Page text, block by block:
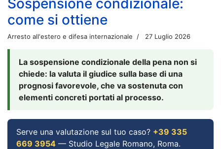
come si ottiene
Arresto all'estero e difesa internazionale 27 Luglio 2026
La sospensione condizionale della pena non si
chiede: la valuta il giudice sulla base di una
prognosi favorevole, che va sostenuta con
elementi concreti portati al processo.
Serve una valutazione sul tuo caso? +39 335
669 3954 — Studio Legale Romano, Roma.